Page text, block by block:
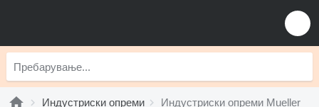
Индустриски опреми Индустриски опреми Mueller